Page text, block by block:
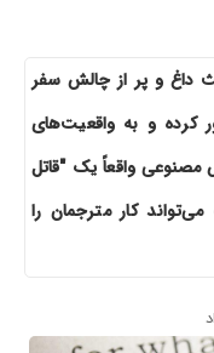
داغ و پر از چالش سفر
کرده و به واقعیت‌های
مصنوعی واقعاً یک "قاتل
کار مترجمان را